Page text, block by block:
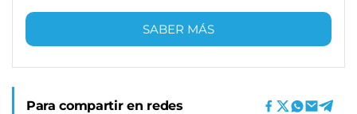
SABER MÁS
Para compartir en redes